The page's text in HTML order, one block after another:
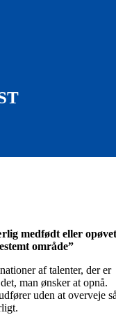
medfødt eller opøvet
område”
af talenter, der er
man ønsker at opnå.
uden at overveje